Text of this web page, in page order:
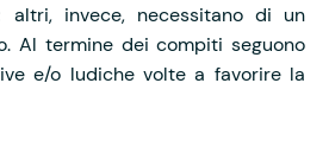
invece, necessitano di un
Al termine dei compiti seguono
e/o ludiche volte a favorire la